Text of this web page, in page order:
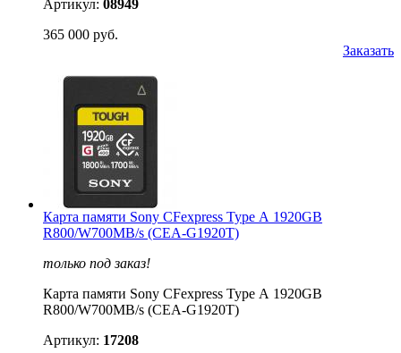
Артикул: 08949
365 000 руб.
Заказать
Карта памяти Sony CFexpress Type А 1920GB
R800/W700MB/s (CEA-G1920T)
только под заказ!
Карта памяти Sony CFexpress Type А 1920GB
R800/W700MB/s (CEA-G1920T)
Артикул: 17208